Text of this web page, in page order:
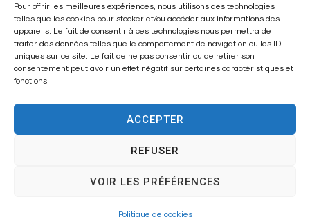
Pour offrir les meilleures expériences, nous utilisons des technologies
telles que les cookies pour stocker et/ou accéder aux informations des
appareils. Le fait de consentir à ces technologies nous permettra de
traiter des données telles que le comportement de navigation ou les ID
uniques sur ce site. Le fait de ne pas consentir ou de retirer son
consentement peut avoir un effet négatif sur certaines caractéristiques et
fonctions.
ACCEPTER
REFUSER
VOIR LES PRÉFÉRENCES
Politique de cookies
Mairie de
Fontenay-Trésigny
26 Av. du Général de Gaulle